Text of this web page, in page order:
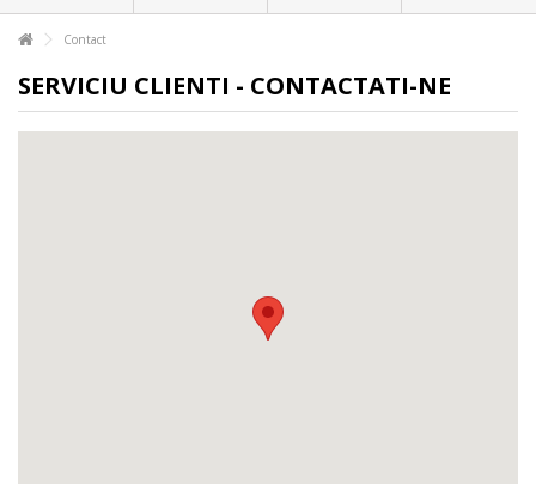
Contact
SERVICIU CLIENTI - CONTACTATI-NE